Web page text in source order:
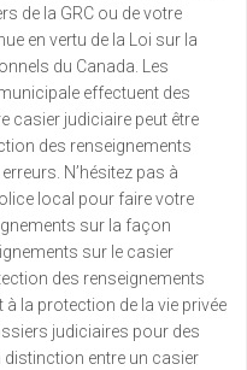
de la GRC ou de votre
en vertu de la Loi sur la
du Canada. Les
effectuent des
casier judiciaire peut être
des renseignements
N’hésitez pas à
local pour faire votre
sur la façon
sur le casier
des renseignements
la protection de la vie privée
judiciaires pour des
entre un casier